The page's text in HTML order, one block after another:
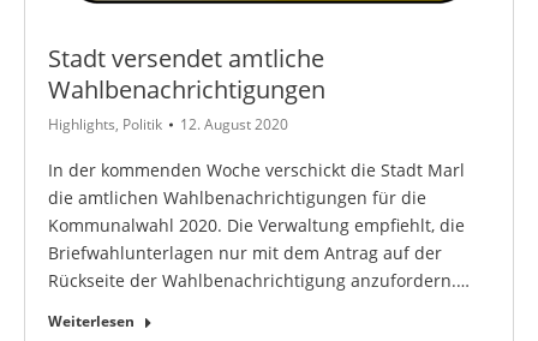
Stadt versendet amtliche
Wahlbenachrichtigungen
Highlights, Politik 12. August 2020
In der kommenden Woche verschickt die Stadt Marl
die amtlichen Wahlbenachrichtigungen für die
Kommunalwahl 2020. Die Verwaltung empfiehlt, die
Briefwahlunterlagen nur mit dem Antrag auf der
Rückseite der Wahlbenachrichtigung anzufordern.…
Weiterlesen